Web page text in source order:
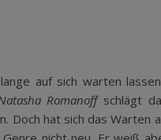
auf sich warten
Romanoffschlägt
Doch hat sich das Warten